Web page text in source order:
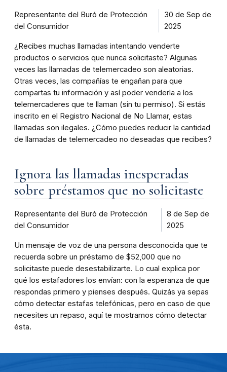
Representante del Buró de Protección
del Consumidor
30 de Sep de
2025
¿Recibes muchas llamadas intentando venderte
productos o servicios que nunca solicitaste? Algunas
veces las llamadas de telemercadeo son aleatorias.
Otras veces, las compañías te engañan para que
compartas tu información y así poder venderla a los
telemercaderes que te llaman (sin tu permiso). Si estás
inscrito en el Registro Nacional de No Llamar, estas
llamadas son ilegales. ¿Cómo puedes reducir la cantidad
de llamadas de telemercadeo no deseadas que recibes?
Ignora las llamadas inesperadas
sobre préstamos que no solicitaste
Representante del Buró de Protección
del Consumidor
8 de Sep de
2025
Un mensaje de voz de una persona desconocida que te
recuerda sobre un préstamo de $52,000 que no
solicitaste puede desestabilizarte. Lo cual explica por
qué los estafadores los envían: con la esperanza de que
respondas primero y pienses después. Quizás ya sepas
cómo detectar estafas telefónicas, pero en caso de que
necesites un repaso, aquí te mostramos cómo detectar
ésta.